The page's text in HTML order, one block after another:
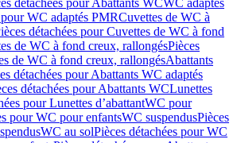
détachées pour Abattants WCWC adaptés
WC adaptés PMRCuvettes de WC à
détachées pour Cuvettes de WC à fond
de WC à fond creux, rallongésPièces
de WC à fond creux, rallongésAbattants
détachées pour Abattants WC adaptés
détachées pour Abattants WCLunettes
pour Lunettes d’abattantWC pour
pour WC pour enfantsWC suspendusPièces
WC au solPièces détachées pour WC